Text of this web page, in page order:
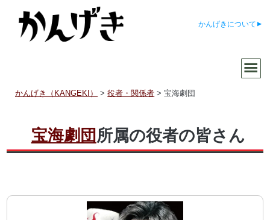
かんげきについて
かんげき（KANGEKI） >役者・関係者 >宝海劇団
宝海劇団 所属の役者の皆さん